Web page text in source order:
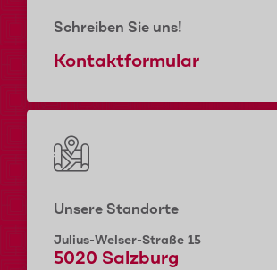
Schreiben Sie uns!
Kontaktformular
Unsere Standorte
Julius-Welser-Straße 15
5020 Salzburg